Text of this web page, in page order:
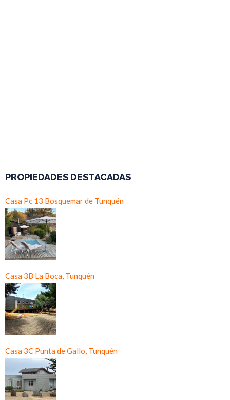
PROPIEDADES DESTACADAS
Casa Pc 13 Bosquemar de Tunquén
Casa 3B La Boca, Tunquén
Casa 3C Punta de Gallo, Tunquén